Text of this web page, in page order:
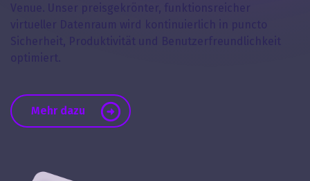
Venue. Unser preisgekrönter, funktionsreicher
virtueller Datenraum wird kontinuierlich in puncto
Sicherheit, Produktivität und Benutzerfreundlichkeit
optimiert.
Mehr dazu